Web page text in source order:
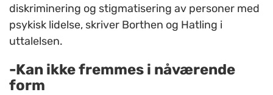
diskriminering og stigmatisering av personer med
psykisk lidelse, skriver Borthen og Hatling i
uttalelsen.
-Kan ikke fremmes i nåværende
form